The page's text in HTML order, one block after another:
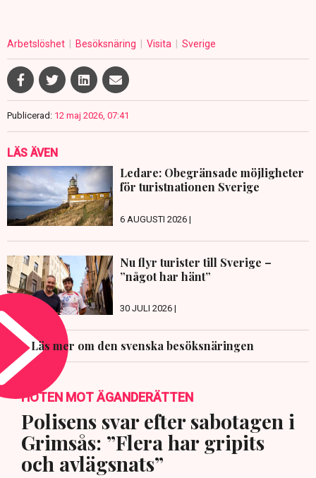
Arbetslöshet Besöksnäring Visita Sverige
Publicerad: 12 maj 2026, 07:41
LÄS ÄVEN
Ledare: Obegränsade möjligheter
för turistnationen Sverige
6 AUGUSTI 2026 |
Nu flyr turister till Sverige –
”något har hänt”
30 JULI 2026 |
Läs mer om den svenska besöksnäringen
HOTEN MOT ÄGANDERÄTTEN
Polisens svar efter sabotagen i
Grimsås: ”Flera har gripits
och avlägsnats”